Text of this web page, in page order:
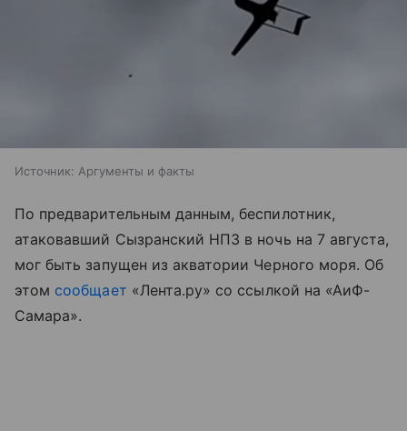
Источник: Аргументы и факты
По предварительным данным, беспилотник,
атаковавший Сызранский НПЗ в ночь на 7 августа,
мог быть запущен из акватории Черного моря. Об
этом сообщает «Лента.ру» со ссылкой на «АиФ-
Самара».